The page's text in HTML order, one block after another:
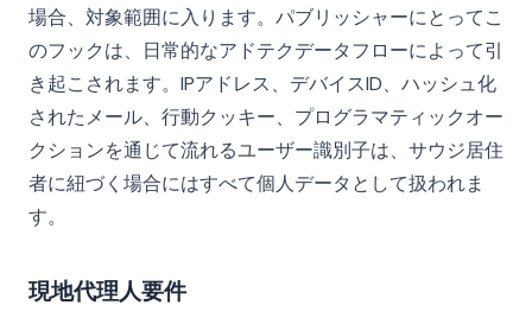
場合、対象範囲に入ります。パブリッシャーにとってこ
のフックは、日常的なアドテクデータフローによって引
き起こされます。IPアドレス、デバイスID、ハッシュ化
されたメール、行動クッキー、プログラマティックオー
クションを通じて流れるユーザー識別子は、サウジ居住
者に紐づく場合にはすべて個人データとして扱われま
す。
現地代理人要件